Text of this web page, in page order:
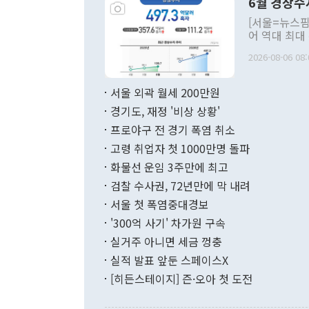
주의적 희망
관의 대북
관 부처 장
관의 무리한
다. [정동영 통일부 장관이 지난달 23일 오후 서울 종로구 정부서울청사에
무너졌다고
함께 4자 대
"우리의 선
[서울=뉴스
어 역대 최
료=한국은행] 한국은행이 6일 발표한 '2026년 6월 국제수지(잠정)'
며 월간 기
196.9% 급
수출은
기록했지만
로 전환됐다.
2026-08-06
서울 외곽 월세 200만원
경기도, 재정 '비상 상황'
프로야구 전 경기 폭염 취소
고령 취업자 첫 1000만명 돌파
화물선 운임 3주만에 최고
검찰 수사권, 72년만에 막 내려
서울 첫 폭염중대경보
'300억 사기' 차가원 구속
실거주 아니면 세금 껑충
실적 발표 앞둔 스페이스X
[히든스테이지] 즌·오아 첫 도전